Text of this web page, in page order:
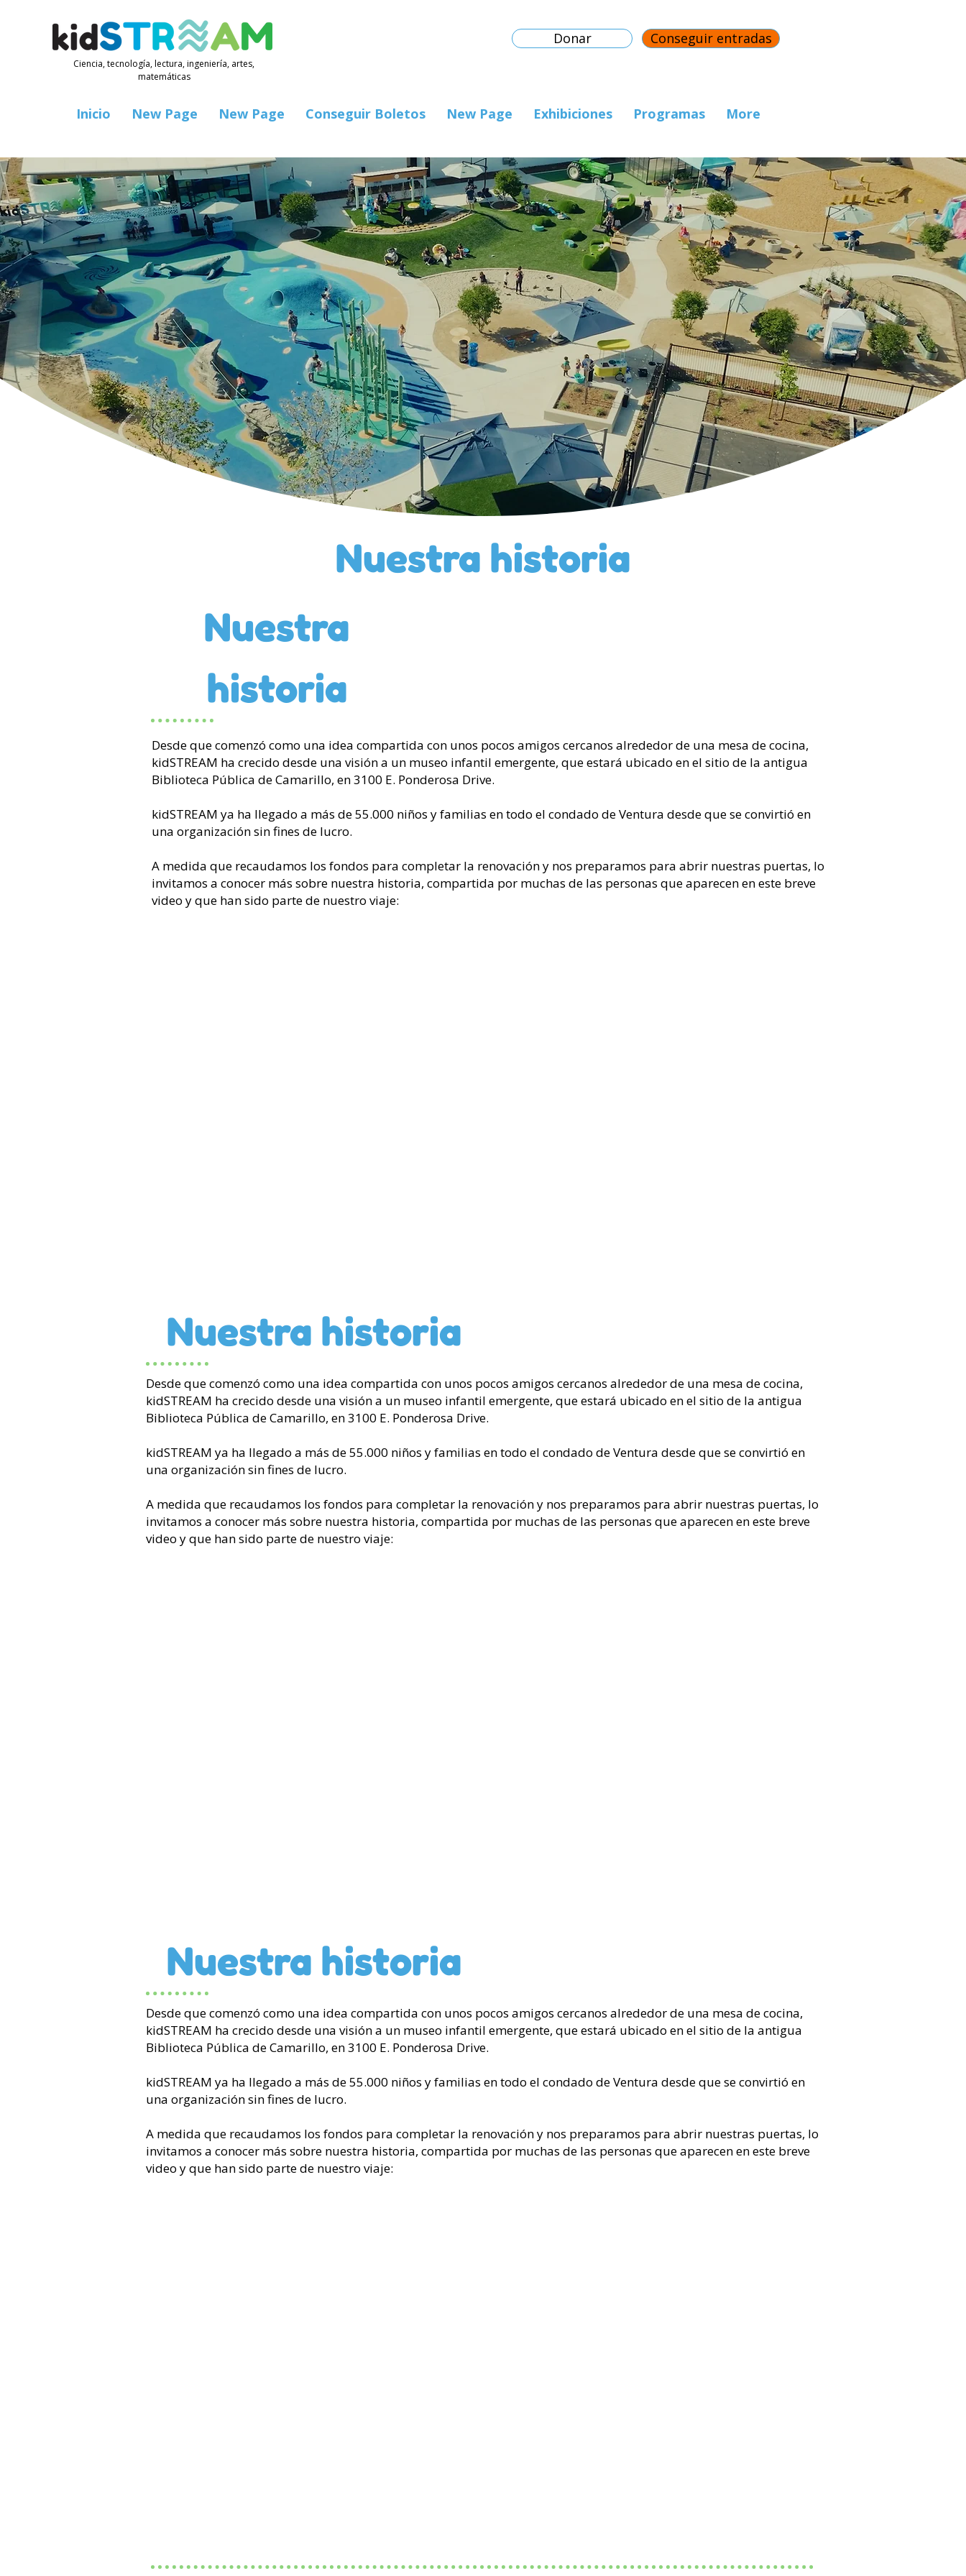
Ciencia, tecnología, lectura, ingeniería, artes,
matemáticas
Donar Conseguir entradas
Inicio New Page New Page Conseguir Boletos New Page Exhibiciones Programas More
Nuestra historia
Nuestra
historia
Desde que comenzó como una idea compartida con unos pocos amigos cercanos alrededor de una mesa de cocina,
kidSTREAM ha crecido desde una visión a un museo infantil emergente, que estará ubicado en el sitio de la antigua
Biblioteca Pública de Camarillo, en 3100 E. Ponderosa Drive.
kidSTREAM ya ha llegado a más de 55.000 niños y familias en todo el condado de Ventura desde que se convirtió en
una organización sin fines de lucro.
A medida que recaudamos los fondos para completar la renovación y nos preparamos para abrir nuestras puertas, lo
invitamos a conocer más sobre nuestra historia, compartida por muchas de las personas que aparecen en este breve
video y que han sido parte de nuestro viaje:
Nuestra historia
Desde que comenzó como una idea compartida con unos pocos amigos cercanos alrededor de una mesa de cocina,
kidSTREAM ha crecido desde una visión a un museo infantil emergente, que estará ubicado en el sitio de la antigua
Biblioteca Pública de Camarillo, en 3100 E. Ponderosa Drive.
kidSTREAM ya ha llegado a más de 55.000 niños y familias en todo el condado de Ventura desde que se convirtió en
una organización sin fines de lucro.
A medida que recaudamos los fondos para completar la renovación y nos preparamos para abrir nuestras puertas, lo
invitamos a conocer más sobre nuestra historia, compartida por muchas de las personas que aparecen en este breve
video y que han sido parte de nuestro viaje:
Nuestra historia
Desde que comenzó como una idea compartida con unos pocos amigos cercanos alrededor de una mesa de cocina,
kidSTREAM ha crecido desde una visión a un museo infantil emergente, que estará ubicado en el sitio de la antigua
Biblioteca Pública de Camarillo, en 3100 E. Ponderosa Drive.
kidSTREAM ya ha llegado a más de 55.000 niños y familias en todo el condado de Ventura desde que se convirtió en
una organización sin fines de lucro.
A medida que recaudamos los fondos para completar la renovación y nos preparamos para abrir nuestras puertas, lo
invitamos a conocer más sobre nuestra historia, compartida por muchas de las personas que aparecen en este breve
video y que han sido parte de nuestro viaje: